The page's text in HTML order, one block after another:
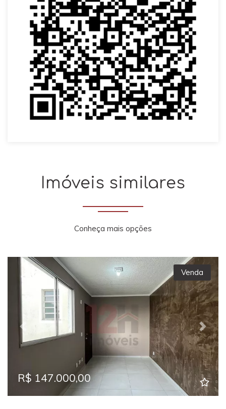
Imóveis similares
Conheça mais opções
Previous Next
Venda
R$ 147.000,00